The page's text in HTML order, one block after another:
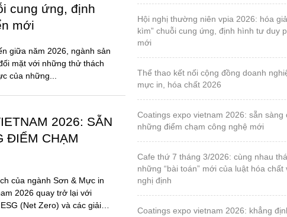
cung ứng, định
mới
giữa năm 2026, ngành sản
mặt với những thử thách
của những...
2026: SẴN
ĐIỂM CHẠM
của ngành Sơn & Mực in
2026 quay trở lại với
(Net Zero) và các giải
hội nghị thường niên vpia 2026: hóa giải “gọng
kìm” chuỗi cung ứng, định hình tư duy
mới
thể thao kết nối cộng đồng doanh nghiệp sơn,
mực in, hóa chất 2026
coatings expo vietnam 2026: sẵn sàng cho
những điểm chạm công nghệ mới
cafe thứ 7 tháng 3/2026: cùng nhau tháo gỡ
những “bài toán” mới của luật hóa chất
nghị định
coatings expo vietnam 2026: khẳng định vị thế